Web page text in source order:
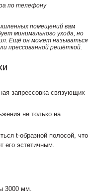
по телефону
помещений вам
минимального ухода, но
Ещё он может называться
прессованной решёткой.
запрессовка связующих
не только на
t-образной полосой, что
его эстетичным.
3000 мм.